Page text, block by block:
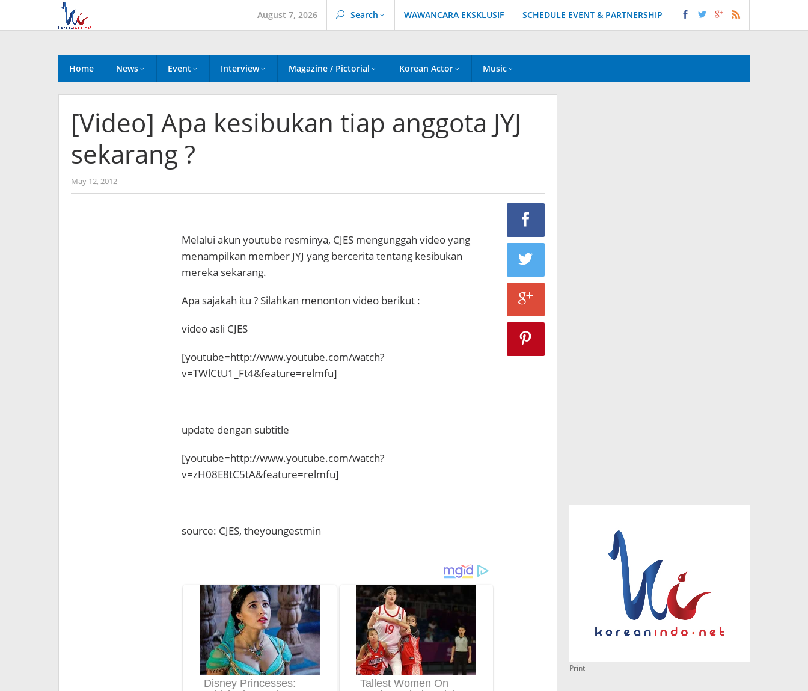
content
August 7, 2026 Search WAWANCARA EKSKLUSIF SCHEDULE EVENT & PARTNERSHIP
Home News Event Interview Magazine / Pictorial Korean Actor Music
[Video] Apa kesibukan tiap anggota JYJ
sekarang ?
May 12, 2012by
Koreanindo
Melalui akun youtube resminya, CJES mengunggah video yang
menampilkan member JYJ yang bercerita tentang kesibukan
mereka sekarang.
Apa sajakah itu ? Silahkan menonton video berikut :
video asli CJES
[youtube=http://www.youtube.com/watch?
v=TWlCtU1_Ft4&feature=relmfu]
update dengan subtitle
[youtube=http://www.youtube.com/watch?
v=zH08E8tC5tA&feature=relmfu]
source: CJES, theyoungestmin
Print